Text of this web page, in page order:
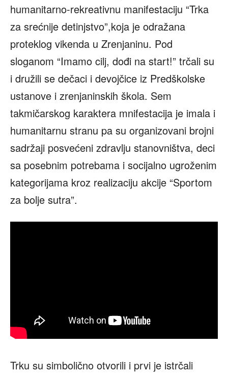
humanitarno-rekreativnu manifestaciju “Trka
za srećnije detinjstvo”,koja je odražana
proteklog vikenda u Zrenjaninu. Pod
sloganom “Imamo cilj, dođi na start!” trčali su
i družili se dečaci i devojčice iz Predškolske
ustanove i zrenjaninskih škola. Sem
takmičarskog karaktera mnifestacija je imala i
humanitarnu stranu pa su organizovani brojni
sadržaji posvećeni zdravlju stanovništva, deci
sa posebnim potrebama i socijalno ugroženim
kategorijama kroz realizaciju akcije “Sportom
za bolje sutra”.
Trku su simbolično otvorili i prvi je istrčali